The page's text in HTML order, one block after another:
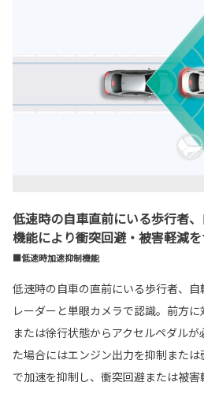
低速時の自車直前にいる歩行者
機能により衝突回避・被害軽減を
■低速時加速抑制機能
低速時の自車の直前にいる歩行者、
レーダーと単眼カメラで認識。前方
または徐行状態からアクセルペダル
た場合にはエンジン出力を抑制また
で加速を抑制し、衝突回避または被害